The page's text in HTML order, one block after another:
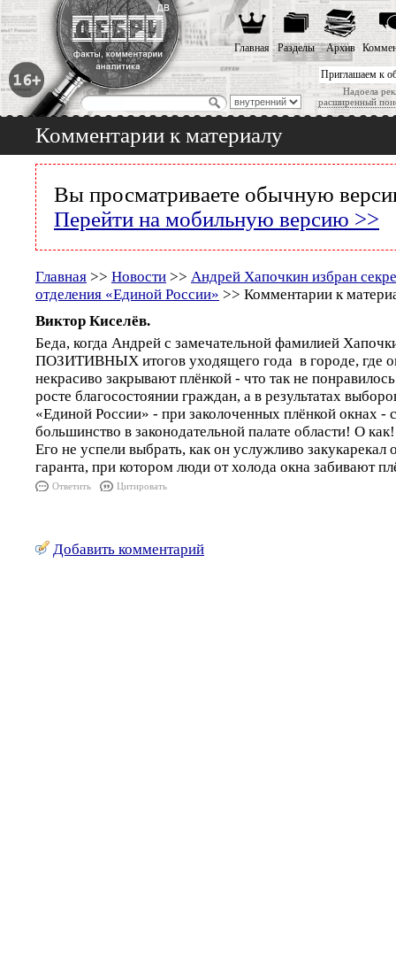
Приглашаем к
Надоела
расширенный
Главная Разделы Архив
Комментарии к материалу
Вы просматриваете обычную
Перейти на мобильную версию >>
Главная >> Новости >> Андрей Хапочкин избран
отделения «Единой России» >> Комментарии к
Виктор Киселёв.
Беда, когда Андрей с замечательной фамилией
ПОЗИТИВНЫХ итогов уходящего года в городе, где
некрасиво закрывают плёнкой - что так не
росте благосостоянии граждан, а в результатах
«Единой России» - при заколоченных плёнкой окнах -
большинство в законодательной палате области! О как!
Его не успели выбрать, как он услужливо закукарекал
гаранта, при котором люди от холода окна забивают
Ответить Цитировать
Добавить комментарий